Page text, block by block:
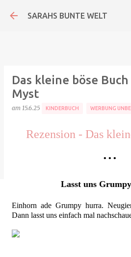
Direkt zum
SARAHS BUNTE WELT
Das kleine böse
Myst
am 15.6.25 KINDERBUCH WERBUNG
Rezension - Das
• • •
Lasst uns
Einhorn ade Grumpy hurra.
Dann lasst uns einfach mal